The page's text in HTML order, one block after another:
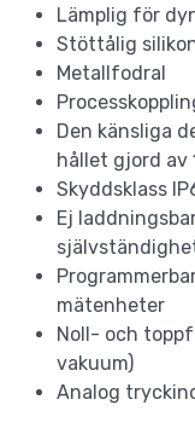
Lämplig för
Stöttålig
Metallfodral
Den känsliga
hållet gjord av
Skyddsklass
Ej
mätenheter
Noll- och
vakuum)
Analog